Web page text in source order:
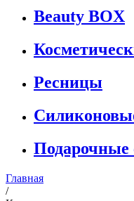
Beauty BOX
Ресницы
Подарочные
Главная
/